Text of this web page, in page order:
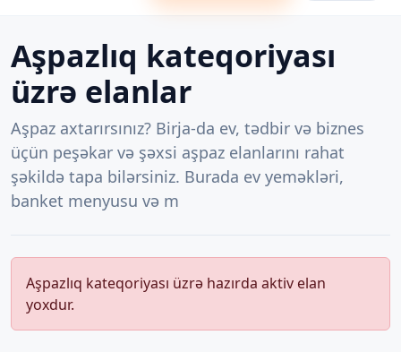
Aşpazlıq kateqoriyası
üzrə elanlar
Aşpaz axtarırsınız? Birja-da ev, tədbir və biznes
üçün peşəkar və şəxsi aşpaz elanlarını rahat
şəkildə tapa bilərsiniz. Burada ev yeməkləri,
banket menyusu və m
Aşpazlıq kateqoriyası üzrə hazırda aktiv elan
yoxdur.